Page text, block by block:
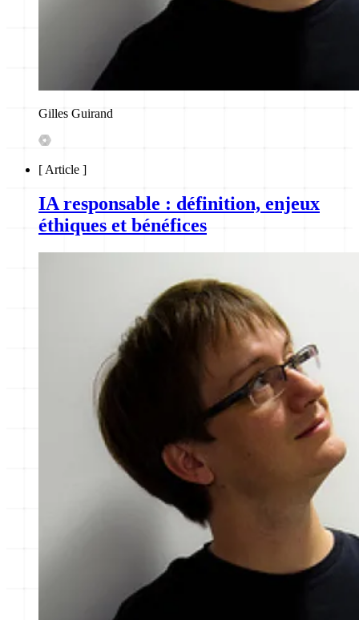
Gilles Guirand
[ Article ]
IA responsable : définition, enjeux
éthiques et bénéfices